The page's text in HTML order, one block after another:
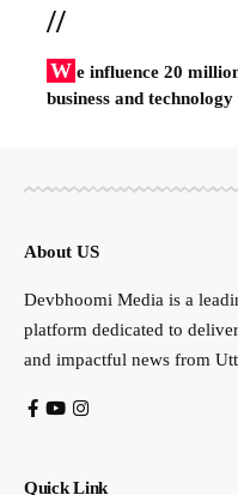
//
W e influence 20
business and
About US
Devbhoomi Media is a
platform dedicated to
and impactful news from
Quick Link